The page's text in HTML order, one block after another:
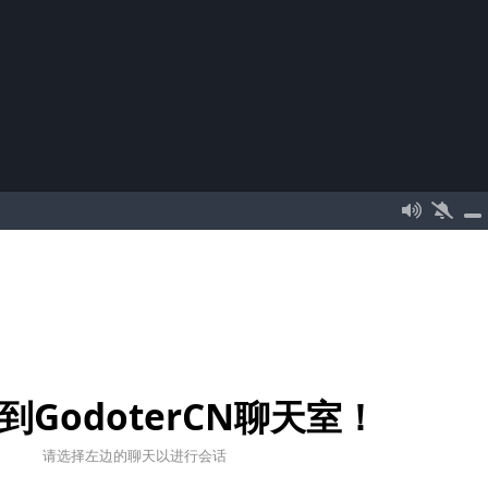
GodoterCN聊天室！
请选择左边的聊天以进行会话